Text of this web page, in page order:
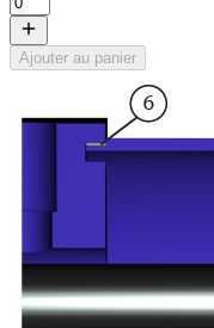
Ajouter au panier